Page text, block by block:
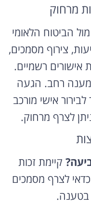
מרחוק
הביטוח הלאומי
צירוף מסמכים,
רשמיים.
רחב. הגעה
אישי מורכב
לצרף מרחוק.
קיימת זכות
לצרף מסמכים
בטענה.